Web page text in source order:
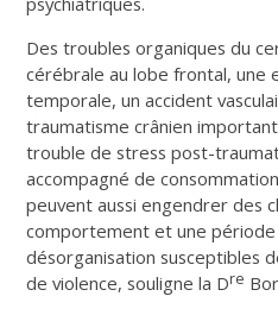
Des troubles organiques du
cérébrale au lobe frontal, une
temporale, un accident
traumatisme crânien
trouble de stress post-
accompagné de
peuvent aussi engendrer des
comportement et une
désorganisation susceptibles
de violence, souligne la Dre